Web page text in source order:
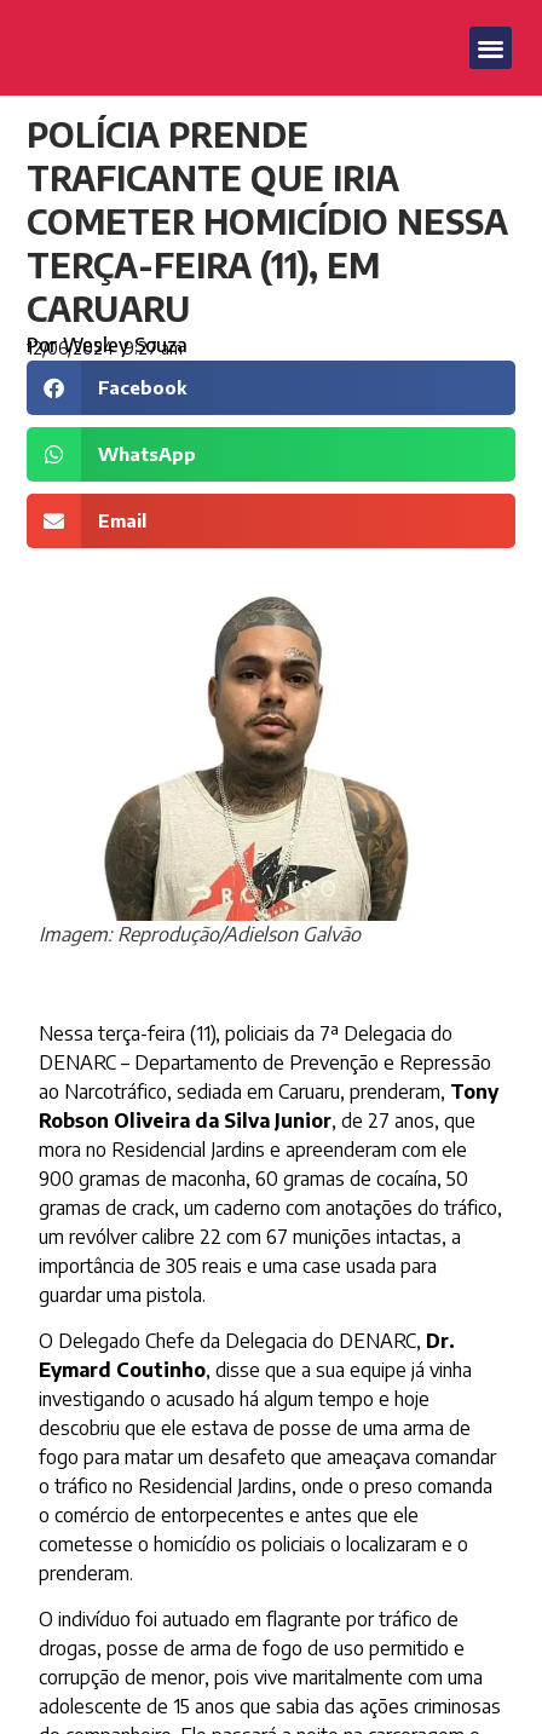
POLÍCIA PRENDE
TRAFICANTE QUE IRIA
COMETER HOMICÍDIO NESSA
TERÇA-FEIRA (11), EM
CARUARU
PorWesley Souza
12/06/2024 9:27 am
Facebook
WhatsApp
Email
Imagem: Reprodução/Adielson Galvão
Nessa terça-feira (11), policiais da 7ª Delegacia do
DENARC – Departamento de Prevenção e Repressão
ao Narcotráfico, sediada em Caruaru, prenderam, Tony
Robson Oliveira da Silva Junior, de 27 anos, que
mora no Residencial Jardins e apreenderam com ele
900 gramas de maconha, 60 gramas de cocaína, 50
gramas de crack, um caderno com anotações do tráfico,
um revólver calibre 22 com 67 munições intactas, a
importância de 305 reais e uma case usada para
guardar uma pistola.
O Delegado Chefe da Delegacia do DENARC, Dr.
Eymard Coutinho, disse que a sua equipe já vinha
investigando o acusado há algum tempo e hoje
descobriu que ele estava de posse de uma arma de
fogo para matar um desafeto que ameaçava comandar
o tráfico no Residencial Jardins, onde o preso comanda
o comércio de entorpecentes e antes que ele
cometesse o homicídio os policiais o localizaram e o
prenderam.
O indivíduo foi autuado em flagrante por tráfico de
drogas, posse de arma de fogo de uso permitido e
corrupção de menor, pois vive maritalmente com uma
adolescente de 15 anos que sabia das ações criminosas